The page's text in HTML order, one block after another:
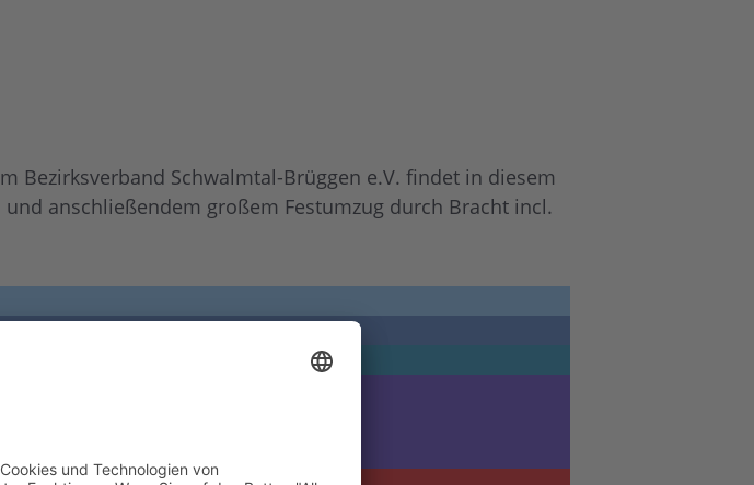
Bezirksverband Schwalmtal-Brüggen e.V. findet in diesem
anschließendem großem Festumzug durch Bracht incl.